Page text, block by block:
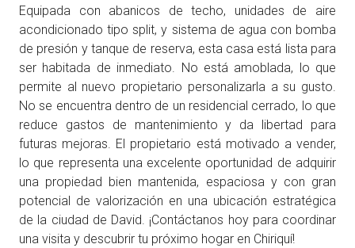
Equipada con abanicos de techo, unidades de aire
acondicionado tipo split, y sistema de agua con bomba
de presión y tanque de reserva, esta casa está lista para
ser habitada de inmediato. No está amoblada, lo que
permite al nuevo propietario personalizarla a su gusto.
No se encuentra dentro de un residencial cerrado, lo que
reduce gastos de mantenimiento y da libertad para
futuras mejoras. El propietario está motivado a vender,
lo que representa una excelente oportunidad de adquirir
una propiedad bien mantenida, espaciosa y con gran
potencial de valorización en una ubicación estratégica
de la ciudad de David. ¡Contáctanos hoy para coordinar
una visita y descubrir tu próximo hogar en Chiriquí!